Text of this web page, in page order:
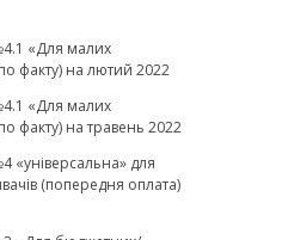
«Для малих
факту) на лютий 2022
«Для малих
факту) на травень 2022
«універсальна» для
(попередня оплата)